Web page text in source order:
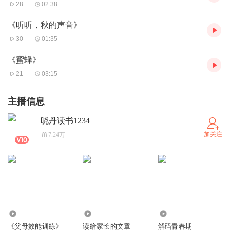
28 02:38
《听听，秋的声音》
30 01:35
《蜜蜂》
21 03:15
主播信息
晓丹读书1234
7.24万 加关注
《父母效能训练》 读给家长的文章 解码青春期